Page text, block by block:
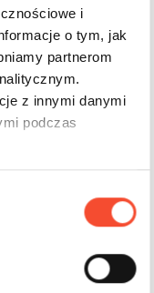
i
o tym, jak
partnerom
z innymi danymi
podczas